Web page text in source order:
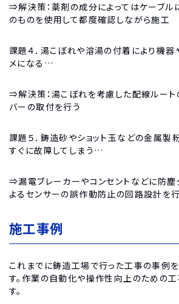
⇒解決策：薬剤の成分によってはケーブル
のものを使用して都度確認しながら施工
課題４．湯こぼれや溶湯の付着により機器
メになる…
⇒解決策：湯こぼれを考慮した配線ルート
バーの取付を行う
課題５．鋳造砂やショット玉などの金属
すぐに故障してしまう…
⇒漏電ブレーカーやコンセントなどに防塵
よるセンサーの誤作動防止の回路設計を
施工事例
これまでに鋳造工場で行った工事の事例
す。作業の自動化や操作性向上のための
す。